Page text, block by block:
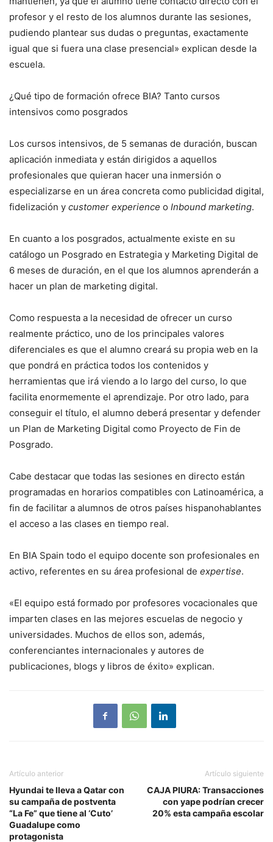
profesor y el resto de los alumnos durante las sesiones,
pudiendo plantear sus dudas o preguntas, exactamente
igual que si fuera una clase presencial» explican desde la
escuela.
¿Qué tipo de formación ofrece BIA? Tanto cursos
intensivos como posgrados
Los cursos intensivos, de 5 semanas de duración, buscan
aplicación inmediata y están dirigidos a aquellos
profesionales que quieran hacer una inmersión o
especializarse en un área concreta como publicidad digital,
fidelización y customer experience o Inbound marketing.
En cuanto a los posgrados, actualmente existe en su
catálogo un Posgrado en Estrategia y Marketing Digital de
6 meses de duración, en el que los alumnos aprenderán a
hacer un plan de marketing digital.
Como respuesta a la necesidad de ofrecer un curso
realmente práctico, uno de los principales valores
diferenciales es que el alumno creará su propia web en la
que pondrá en práctica todos los contenidos y
herramientas que irá viendo a lo largo del curso, lo que
facilita enormemente el aprendizaje. Por otro lado, para
conseguir el título, el alumno deberá presentar y defender
un Plan de Marketing Digital como Proyecto de Fin de
Posgrado.
Cabe destacar que todas las sesiones en directo están
programadas en horarios compatibles con Latinoamérica, a
fin de facilitar a alumnos de otros países hispanohablantes
el acceso a las clases en tiempo real.
En BIA Spain todo el equipo docente son profesionales en
activo, referentes en su área profesional de expertise.
«El equipo está formado por profesores vocacionales que
imparten clases en las mejores escuelas de negocio y
universidades. Muchos de ellos son, además,
conferenciantes internacionales y autores de
publicaciones, blogs y libros de éxito» explican.
Artículo anterior
Hyundai te lleva a Qatar con
su campaña de postventa
“La Fe” que tiene al ‘Cuto’
Guadalupe como
protagonista
Artículo siguiente
CAJA PIURA: Transacciones
con yape podrían crecer
20% esta campaña escolar